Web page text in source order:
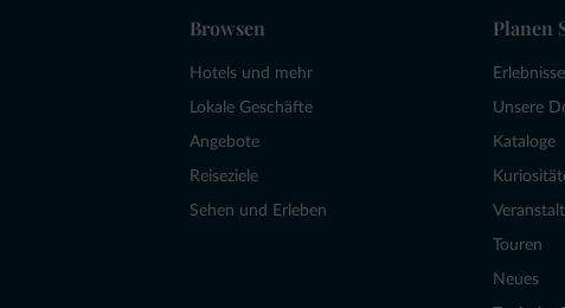
Browsen
Hotels und mehr
Lokale Geschäfte
Angebote
Reiseziele
Sehen und Erleben
Planen
Unsere
Kataloge
Touren
Neues